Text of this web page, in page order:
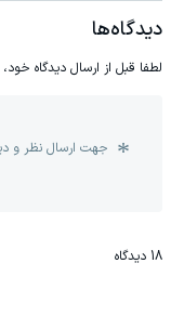
دیدگاه‌ها
لطفا قبل از ارسال دیدگاه
جهت ارسال نظر و
18 دیدگاه